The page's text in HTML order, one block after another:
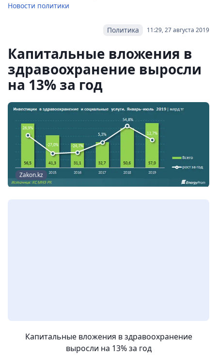
Новости политики
11:29, 27 августа 2019
Политика
Капитальные вложения в
здравоохранение выросли
на 13% за год
Zakon.kz
Капитальные вложения в здравоохранение
выросли на 13% за год